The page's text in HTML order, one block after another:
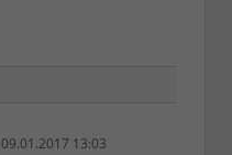
09.01.2017 13:03